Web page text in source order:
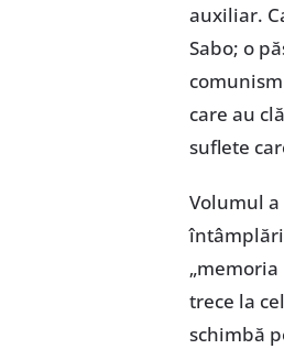
auxiliar.
Sabo; o
care au
suflete
Volumul
trece la
schimbă